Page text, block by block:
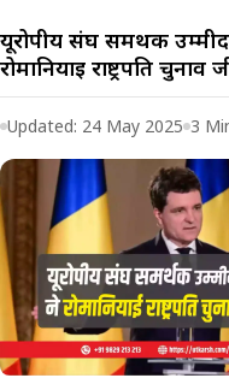
यूरोपीय संघ समर्थक
रोमानियाई राष्ट्रपति चुनाव
Updated: 24 May 2025 3